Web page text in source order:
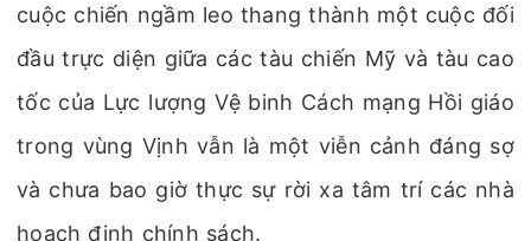
cuộc chiến ngầm leo thang thành một cuộc đối
đầu trực diện giữa các tàu chiến Mỹ và tàu cao
tốc của Lực lượng Vệ binh Cách mạng Hồi giáo
trong vùng Vịnh vẫn là một viễn cảnh đáng sợ
và chưa bao giờ thực sự rời xa tâm trí các nhà
hoạch định chính sách.